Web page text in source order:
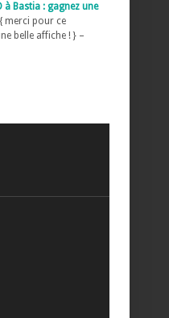
à Bastia : gagnez une
{ merci pour ce
belle affiche ! } –